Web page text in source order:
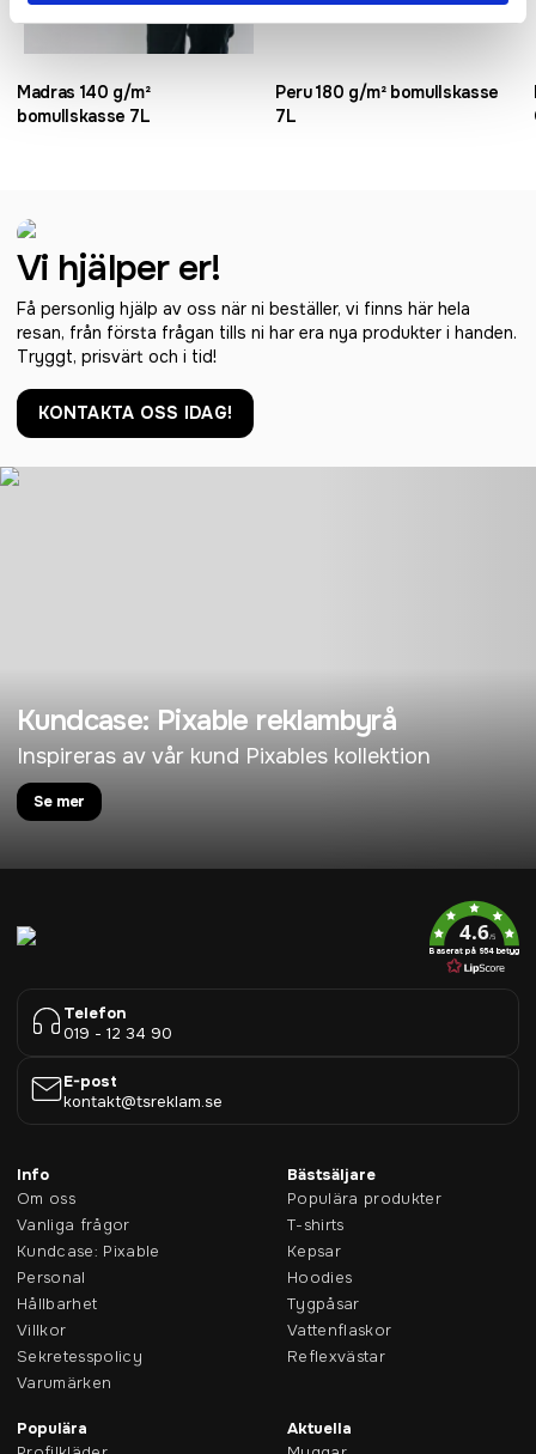
Madras 140 g/m²
bomullskasse 7L
Peru 180 g/m² bomullskasse
7L
Vi hjälper er!
Få personlig hjälp av oss när ni beställer, vi finns här hela
resan, från första frågan tills ni har era nya produkter i handen.
Tryggt, prisvärt och i tid!
KONTAKTA OSS IDAG!
Kundcase: Pixable reklambyrå
Inspireras av vår kund Pixables kollektion
Se mer
4.6/5
Baserat på 954 betyg
Telefon
019 - 12 34 90
E-post
kontakt@tsreklam.se
Info
Om oss
Vanliga frågor
Kundcase: Pixable
Personal
Hållbarhet
Villkor
Sekretesspolicy
Varumärken
Bästsäljare
Populära produkter
T-shirts
Kepsar
Hoodies
Tygpåsar
Vattenflaskor
Reflexvästar
Populära
Aktuella